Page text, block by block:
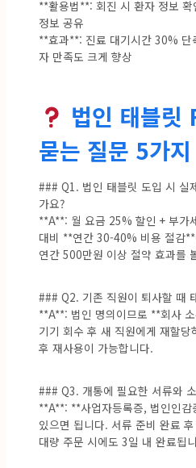
**활용법**: 회진 시 환자 정보
정보 공유
**효과**: 진료 대기시간 30%
자 만족도 크게 향상
법인 태블릿
묻는 질문 5가지
### Q1. 법인 태블릿 도입 시 실
가요?
**A**: 월 요금 25% 할인 + 부가
대비 **연간 30-40% 비용 절감
연간 500만원 이상 절약 효과를
### Q2. 기존 직원이 퇴사할 때
**A**: 법인 명의이므로 **회사
기기 회수 후 새 직원에게 재할
후 재사용이 가능합니다.
### Q3. 개통에 필요한 서류와
**A**: **사업자등록증, 법인인
있으면 됩니다. 서류 준비 완료
대량 주문 시에도 3일 내 완료됩